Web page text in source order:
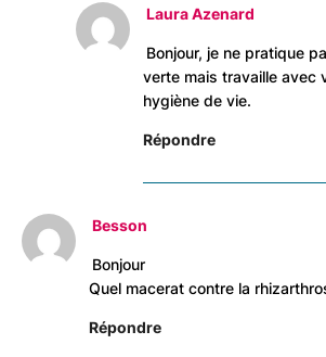
Laura Azenard
Bonjour, je ne pratique
verte mais travaille avec
hygiène de vie.
Répondre
Besson
Bonjour
Quel macerat contre la
Répondre